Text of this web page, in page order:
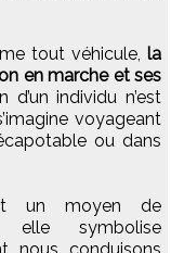
tout véhicule, la
en marche et ses
d’un individu n’est
voyageant
ou dans
un moyen de
elle symbolise